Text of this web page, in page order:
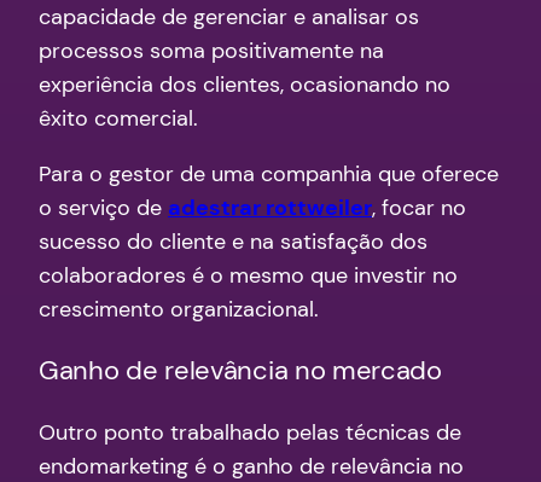
capacidade de gerenciar e analisar os
processos soma positivamente na
experiência dos clientes, ocasionando no
êxito comercial.
Para o gestor de uma companhia que oferece
o serviço de adestrar rottweiler, focar no
sucesso do cliente e na satisfação dos
colaboradores é o mesmo que investir no
crescimento organizacional.
Ganho de relevância no mercado
Outro ponto trabalhado pelas técnicas de
endomarketing é o ganho de relevância no